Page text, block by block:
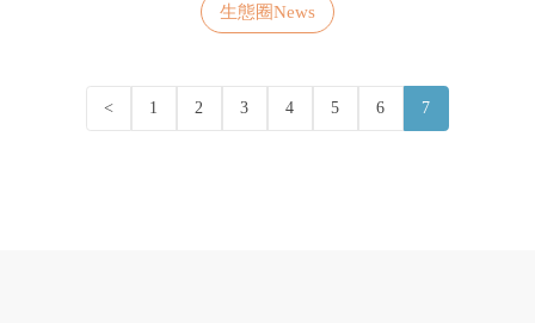
生態圈News
< 1 2 3 4 5 6 7